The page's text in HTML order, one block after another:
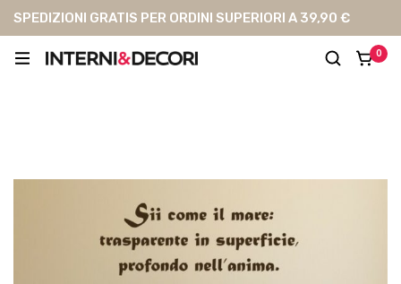
SPEDIZIONI GRATIS PER ORDINI SUPERIORI A 39,90 €
0